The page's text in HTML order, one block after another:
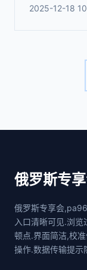
2025-12-18
俄罗斯专
俄罗斯专享会
入口清晰可见.浏
顿点.界面简洁,校
操作.数据传输提示